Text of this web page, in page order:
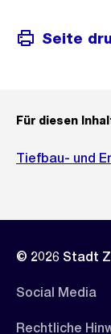
Seite
Für diesen
Tiefbau- und
© 2026 Stadt
Social Media
Rechtliche